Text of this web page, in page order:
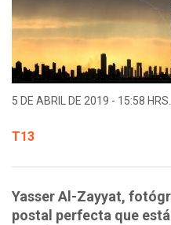
5 DE ABRIL DE 2019 - 15:58 HRS.
T13
Yasser Al-Zayyat,
postal perfecta que